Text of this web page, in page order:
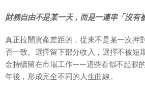
財務自由不是某一天，而是一連串「沒有
真正拉開資產差距的，從來不是某一次押
否一致。選擇留下部分收入，選擇不被短
金持續留在市場工作——這些看似不起眼
年後，形成完全不同的人生曲線。